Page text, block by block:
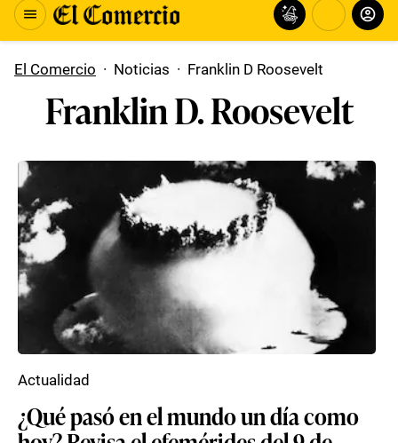
El Comercio · Noticias · Franklin D Roosevelt
Franklin D. Roosevelt
¿Qué pasó en el mundo un día como
Actualidad